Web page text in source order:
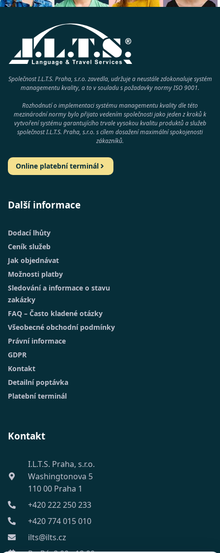
Společnost I.L.T.S. Praha, s.r.o. zavedla, udržuje a neustále zdokonaluje systém
managementu kvality, a to v souladu s požadavky normyISO 9001.
Rozhodnutí o implementaci systému managementu kvality dle této
mezinárodní normy bylo přijato vedením společnosti jako jeden z kroků k
vytvoření systému garantujícího trvale vysokou kvalitu produktů a služeb
společnostI.L.T.S. Praha, s.r.o. s cílem dosažení maximální spokojenosti
zákazníků.
Online platební terminál
Další informace
Dodací lhůty
Ceník služeb
Jak objednávat
Možnosti platby
Sledování a informace o stavu
zakázky
FAQ – Často kladené otázky
Všeobecné obchodní podmínky
Právní informace
GDPR
Kontakt
Detailní poptávka
Platební terminál
Kontakt
I.L.T.S. Praha, s.r.o.
Washingtonova 5
110 00 Praha 1
+420 222 250 233
+420 774 015 010
ilts@ilts.cz